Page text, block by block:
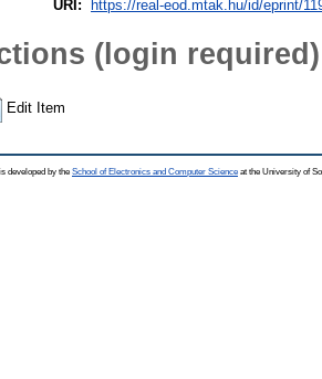
URI:
https://real-eod.mtak.hu/id/eprint/
(login required)
Edit Item
developed by the School of Electronics and Computer Science at the University of